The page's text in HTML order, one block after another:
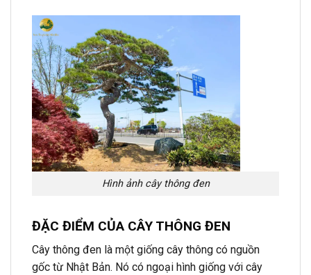
Hình ảnh cây thông đen
ĐẶC ĐIỂM CỦA CÂY THÔNG ĐEN
Cây thông đen là một giống cây thông có nguồn
gốc từ Nhật Bản. Nó có ngoại hình giống với cây